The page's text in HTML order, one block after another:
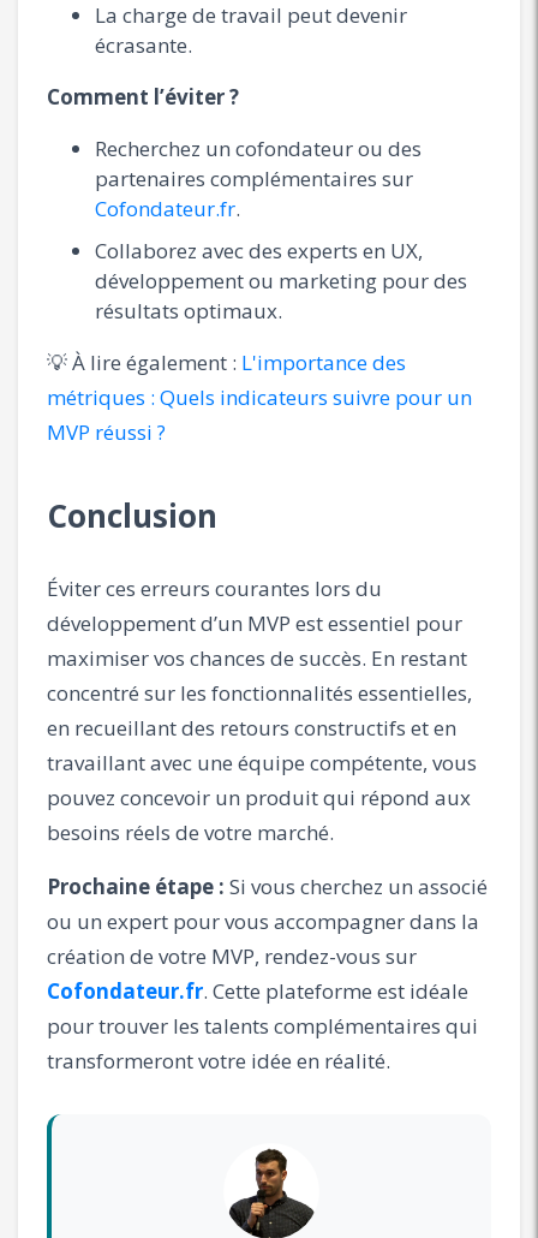
La charge de travail peut devenir
écrasante.
Comment l’éviter ?
Recherchez un cofondateur ou des
partenaires complémentaires sur
Cofondateur.fr.
Collaborez avec des experts en UX,
développement ou marketing pour des
résultats optimaux.
💡 À lire également : L'importance des
métriques : Quels indicateurs suivre pour un
MVP réussi ?
Conclusion
Éviter ces erreurs courantes lors du
développement d’un MVP est essentiel pour
maximiser vos chances de succès. En restant
concentré sur les fonctionnalités essentielles,
en recueillant des retours constructifs et en
travaillant avec une équipe compétente, vous
pouvez concevoir un produit qui répond aux
besoins réels de votre marché.
Prochaine étape : Si vous cherchez un associé
ou un expert pour vous accompagner dans la
création de votre MVP, rendez-vous sur
Cofondateur.fr. Cette plateforme est idéale
pour trouver les talents complémentaires qui
transformeront votre idée en réalité.